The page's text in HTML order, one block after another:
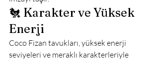
🐔 Karakter ve Yüksek
Enerji
Coco Fizan tavukları, yüksek enerji
seviyeleri ve meraklı karakterleriyle